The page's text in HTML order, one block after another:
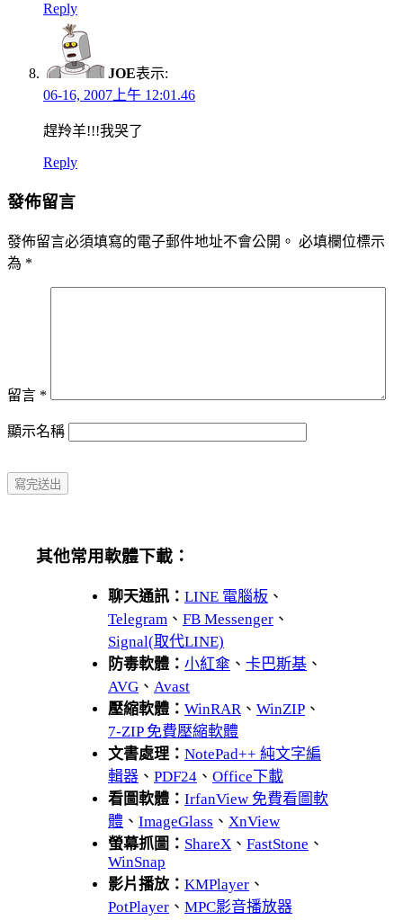
Reply
JOE表示:
06-16, 2007上午 12:01.46
趕羚羊!!!我哭了
Reply
發佈留言
發佈留言必須填寫的電子郵件地址不會公開。 必填欄位標示
為 *
留言 *
顯示名稱
其他常用軟體下載：
聊天通訊： LINE 電腦板 、
Telegram 、 FB Messenger 、
Signal(取代LINE)
防毒軟體： 小紅傘 、 卡巴斯基 、
AVG 、 Avast
壓縮軟體： WinRAR、 WinZIP 、
7-ZIP 免費壓縮軟體
文書處理： NotePad++ 純文字編
輯器 、 PDF24 、 Office下載
看圖軟體： IrfanView 免費看圖軟
體 、 ImageGlass 、 XnView
螢幕抓圖： ShareX 、 FastStone 、
WinSnap
影片播放： KMPlayer 、
PotPlayer 、 MPC影音播放器